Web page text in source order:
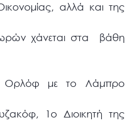
αλλά και της
χάνεται στα βάθη
Ορλόφ με το Λάμπρο
1ο Διοικητή της